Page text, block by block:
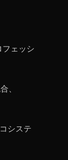
ェッシ
、
システ